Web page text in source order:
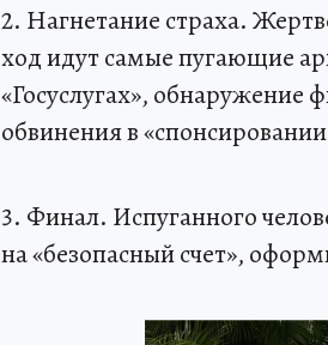
2. Нагнетание страха.
ход идут самые пугающие
«Госуслугах», обнаружение
обвинения в
3. Финал. Испуганного
на «безопасный счет»,